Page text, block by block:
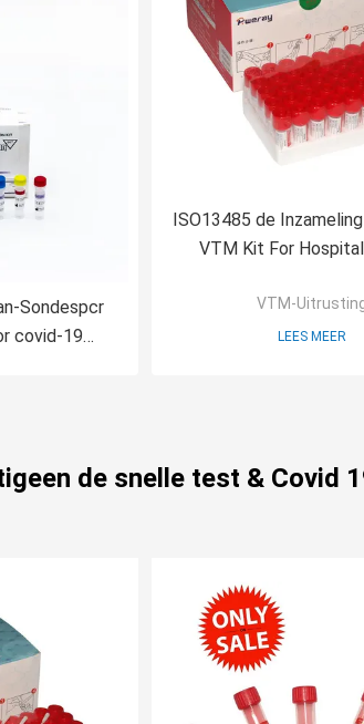
Sondespcr
covid-19
ISO13485 de
VTM Kit For
VTM-
LEES MEER
de snelle test & Covid